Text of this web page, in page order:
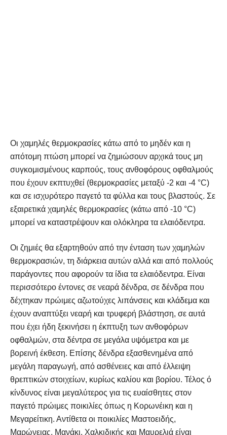
Οι χαμηλές θερμοκρασίες κάτω από το μηδέν και η
απότομη πτώση μπορεί να ζημιώσουν αρχικά τους μη
συγκομισμένους καρπούς, τους ανθοφόρους οφθαλμούς
που έχουν εκπτυχθεί (θερμοκρασίες μεταξύ -2 και -4 °C)
και σε ισχυρότερο παγετό τα φύλλα και τους βλαστούς. Σε
εξαιρετικά χαμηλές θερμοκρασίες (κάτω από -10 °C)
μπορεί να καταστρέψουν και ολόκληρα τα ελαιόδεντρα.
Οι ζημιές θα εξαρτηθούν από την ένταση των χαμηλών
θερμοκρασιών, τη διάρκεια αυτών αλλά και από πολλούς
παράγοντες που αφορούν τα ίδια τα ελαιόδεντρα. Είναι
περισσότερο έντονες σε νεαρά δένδρα, σε δένδρα που
δέχτηκαν πρώιμες αζωτούχες λιπάνσεις και κλάδεμα και
έχουν αναπτύξει νεαρή και τρυφερή βλάστηση, σε αυτά
που έχει ήδη ξεκινήσει η έκπτυξη των ανθοφόρων
οφθαλμών, στα δέντρα σε μεγάλα υψόμετρα και με
βορεινή έκθεση. Επίσης δένδρα εξασθενημένα από
μεγάλη παραγωγή, από ασθένειες και από έλλειψη
θρεπτικών στοιχείων, κυρίως καλίου και βορίου. Τέλος ό
κίνδυνος είναι μεγαλύτερος για τις ευαίσθητες στον
παγετό πρώιμες ποικιλίες όπως η Κορωνέικη και η
Μεγαρείτικη. Αντίθετα οι ποικιλίες Μαστοειδής,
Μαρώνειας, Μανάκι, Χαλκιδικής και Μαυρελιά είναι